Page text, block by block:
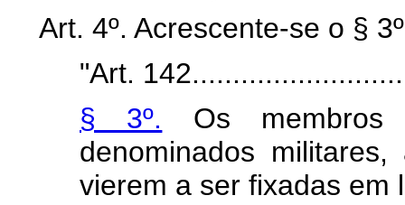
Art. 4º. Acrescente-se o §
"Art.
§ 3º. Os membros
denominados
vierem a ser fixadas em